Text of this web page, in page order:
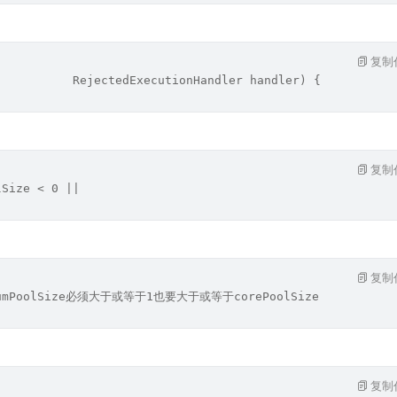
RejectedExecutionHandler handler) {
复制
< 0 ||
复制
必须大于或等于1也要大于或等于corePoolSize
复制
复制